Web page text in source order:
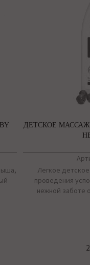
ДЕТСКОЕ
Легкое
проведения
нежной заботе